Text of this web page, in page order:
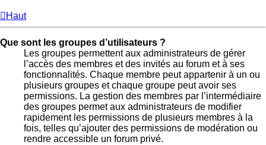
Haut
Que sont les groupes d’utilisateurs ?
Les groupes permettent aux administrateurs de gérer
l’accès des membres et des invités au forum et à ses
fonctionnalités. Chaque membre peut appartenir à un ou
plusieurs groupes et chaque groupe peut avoir ses
permissions. La gestion des membres par l’intermédiaire
des groupes permet aux administrateurs de modifier
rapidement les permissions de plusieurs membres à la
fois, telles qu’ajouter des permissions de modération ou
rendre accessible un forum privé.